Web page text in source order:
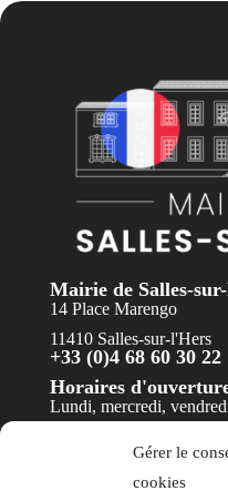
Gérer le
cookies
Mairie de Salles-
14 Place Marengo
11410 Salles-sur-l'Hers
+33 (0)4 68 60 30 22
Horaires
Lundi, mercredi,